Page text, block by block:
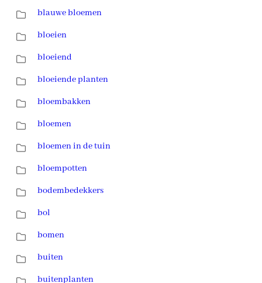
blauwe bloemen
bloeien
bloeiend
bloeiende planten
bloembakken
bloemen
bloemen in de tuin
bloempotten
bodembedekkers
bol
bomen
buiten
buitenplanten